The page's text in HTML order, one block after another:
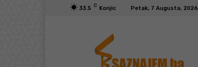
33.5 C Konjic Petak, 7 Augusta, 2026